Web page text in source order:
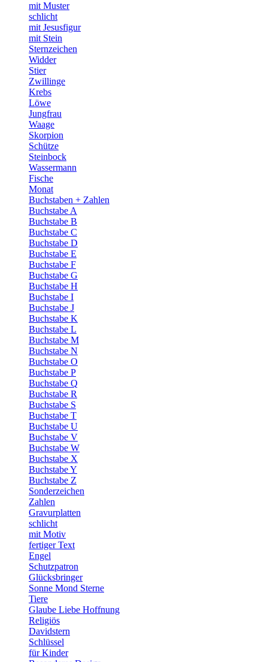
mit Muster
schlicht
mit Jesusfigur
mit Stein
Sternzeichen
Widder
Stier
Zwillinge
Krebs
Löwe
Jungfrau
Waage
Skorpion
Schütze
Steinbock
Wassermann
Fische
Monat
Buchstaben + Zahlen
Buchstabe A
Buchstabe B
Buchstabe C
Buchstabe D
Buchstabe E
Buchstabe F
Buchstabe G
Buchstabe H
Buchstabe I
Buchstabe J
Buchstabe K
Buchstabe L
Buchstabe M
Buchstabe N
Buchstabe O
Buchstabe P
Buchstabe Q
Buchstabe R
Buchstabe S
Buchstabe T
Buchstabe U
Buchstabe V
Buchstabe W
Buchstabe X
Buchstabe Y
Buchstabe Z
Sonderzeichen
Zahlen
Gravurplatten
schlicht
mit Motiv
fertiger Text
Engel
Schutzpatron
Glücksbringer
Sonne Mond Sterne
Tiere
Glaube Liebe Hoffnung
Religiös
Davidstern
Schlüssel
für Kinder